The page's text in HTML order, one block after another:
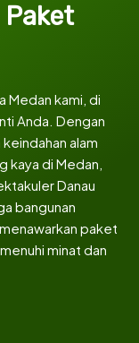
Paket
Medan kami, di
Anda. Dengan
alam
kaya di Medan,
Danau
bangunan
paket
minat dan